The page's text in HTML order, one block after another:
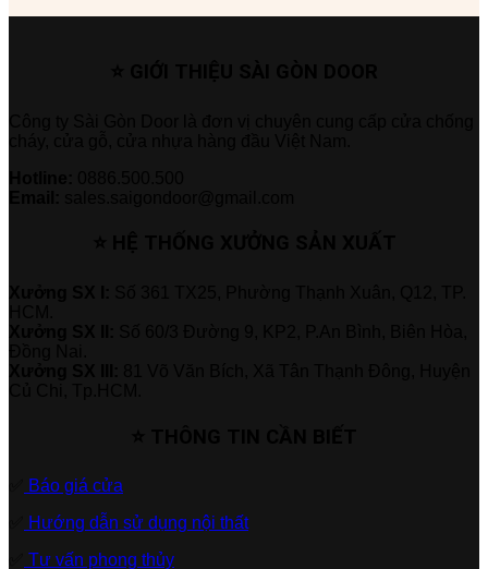
Báo giá cửa
Hướng dẫn sử dụng nội thất
Tư vấn phong thủy